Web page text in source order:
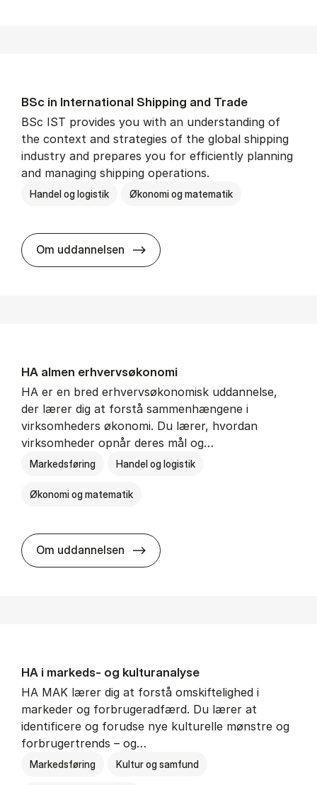
BSc in In­ter­na­tion­al Ship­ping and Trade
BSc IST provides you with an understanding of
the context and strategies of the global shipping
industry and prepares you for efficiently planning
and managing shipping operations.
Handel og logistik Økonomi og matematik
Om uddannelsen BSc in In­ter­na­tion­al Ship­ping
HA al­men erhvervs­økonomi
HA er en bred erhvervsøkonomisk uddannelse,
der lærer dig at forstå sammenhængene i
virksomheders økonomi. Du lærer, hvordan
virksomheder opnår deres mål og…
Markedsføring Handel og logistik
Økonomi og matematik
Om uddannelsen HA al­men erhvervs­økonomi
HA i mar­keds- og kul­tu­r­a­na­ly­se
HA MAK lærer dig at forstå omskiftelighed i
markeder og forbrugeradfærd. Du lærer at
identificere og forudse nye kulturelle mønstre og
forbrugertrends – og…
Markedsføring Kultur og samfund